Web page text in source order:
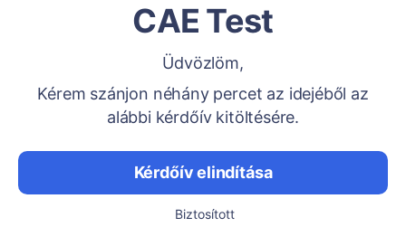
CAE Test
Üdvözlöm,
Kérem szánjon néhány percet az idejéből az
alábbi kérdőív kitöltésére.
Kérdőív elindítása
Biztosított